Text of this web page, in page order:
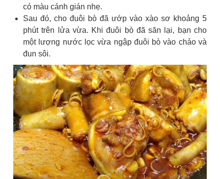
có màu cánh gián nhẹ.
Sau đó, cho đuôi bò đã ướp vào xào sơ khoảng 5
phút trên lửa vừa. Khi đuôi bò đã săn lại, bạn cho
một lượng nước lọc vừa ngập đuôi bò vào chảo và
đun sôi.